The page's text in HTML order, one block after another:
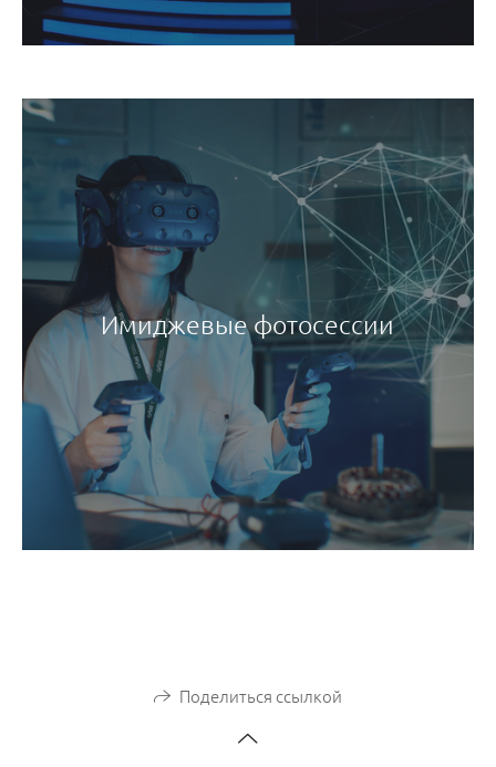
Имиджевые фотосессии
Поделиться ссылкой